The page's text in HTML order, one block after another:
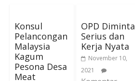
Konsul
Pelancongan
Malaysia
Kagum
Pesona Desa
Meat
OPD Diminta
Serius dan
Kerja Nyata
November 10,
2021